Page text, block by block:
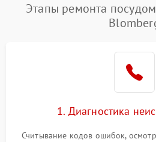
Этапы ремонта
1. Диагностика
Считывание кодов ошибок,